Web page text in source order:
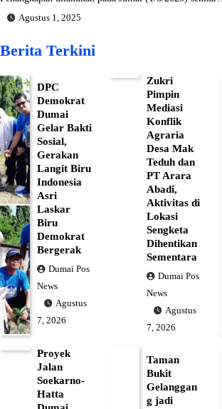
Agustus 1, 2025
Berita Terkini
DPC
Demokrat
Dumai
Gelar Bakti
Sosial,
Gerakan
Langit Biru
Indonesia
Asri
Laskar
Biru
Demokrat
Bergerak
Dumai Pos
News
Agustus
7, 2026
Zukri
Pimpin
Mediasi
Konflik
Agraria
Desa Mak
Teduh dan
PT Arara
Abadi,
Aktivitas di
Lokasi
Sengketa
Dihentikan
Sementara
Dumai Pos
News
Agustus
7, 2026
Proyek
Jalan
Soekarno-
Hatta
Taman
Bukit
Gelanggan
g jadi